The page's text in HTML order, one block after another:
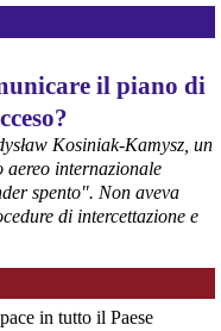
le conseguenze
a caldo, invitando le
proposte operative.
il piano di
Kosiniak-Kamysz, un
aereo internazionale
spento". Non aveva
di intercettazione e
in tutto il Paese